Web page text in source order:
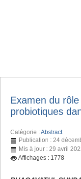
Examen du
probiotiques
Catégorie :Abstract
Publication : 24
Mis à jour : 29 avril
Affichages : 1778